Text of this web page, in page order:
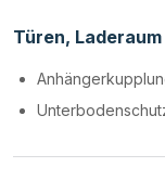
Türen,